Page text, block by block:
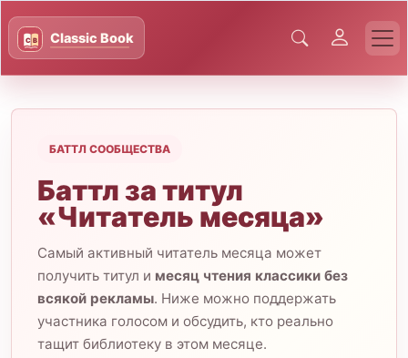
БАТТЛ СООБЩЕСТВА
Баттл за титул
«Читатель месяца»
Самый активный читатель месяца может
получить титул и месяц чтения классики без
всякой рекламы. Ниже можно поддержать
участника голосом и обсудить, кто реально
тащит библиотеку в этом месяце.